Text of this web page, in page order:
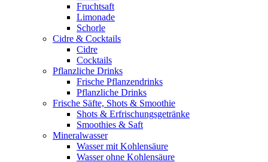
Fruchtsaft
Limonade
Schorle
Cidre & Cocktails
Cidre
Cocktails
Pflanzliche Drinks
Frische Pflanzendrinks
Pflanzliche Drinks
Frische Säfte, Shots & Smoothie
Shots & Erfrischungsgetränke
Smoothies & Saft
Mineralwasser
Wasser mit Kohlensäure
Wasser ohne Kohlensäure